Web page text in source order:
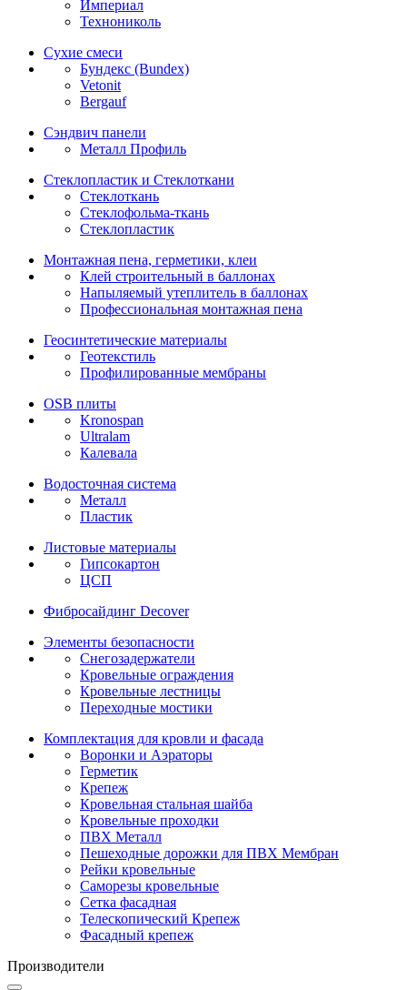
Империал
Технониколь
Сухие смеси
Бундекс (Bundex)
Vetonit
Bergauf
Сэндвич панели
Металл Профиль
Стеклопластик и Стеклоткани
Стеклоткань
Стеклофольма-ткань
Стеклопластик
Монтажная пена, герметики, клеи
Клей строительный в баллонах
Напыляемый утеплитель в баллонах
Профессиональная монтажная пена
Геосинтетические материалы
Геотекстиль
Профилированные мембраны
OSB плиты
Kronospan
Ultralam
Калевала
Водосточная система
Металл
Пластик
Листовые материалы
Гипсокартон
ЦСП
Фибросайдинг Decover
Элементы безопасности
Снегозадержатели
Кровельные ограждения
Кровельные лестницы
Переходные мостики
Комплектация для кровли и фасада
Воронки и Аэраторы
Герметик
Крепеж
Кровельная стальная шайба
Кровельные проходки
ПВХ Металл
Пешеходные дорожки для ПВХ Мембран
Рейки кровельные
Саморезы кровельные
Сетка фасадная
Телескопический Крепеж
Фасадный крепеж
Производители